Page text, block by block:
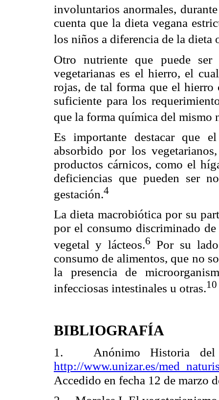
involuntarios anormales,
cuenta que la dieta vegana
los niños a diferencia de la dieta
Otro nutriente que puede
vegetarianas es el hierro, el
rojas, de tal forma que el hierro
suficiente para los
que la forma química del mismo
Es importante destacar que
absorbido por los
productos cárnicos, como el
deficiencias que pueden ser
gestación.4
La dieta macrobiótica por su
por el consumo discriminado
vegetal y lácteos.6 Por su
consumo de alimentos, que no
la presencia de
infecciosas intestinales u otras.10
BIBLIOGRAFÍA
1.
Anónimo Historia del
http://www.unizar.es/
Accedido en fecha 12 de marzo